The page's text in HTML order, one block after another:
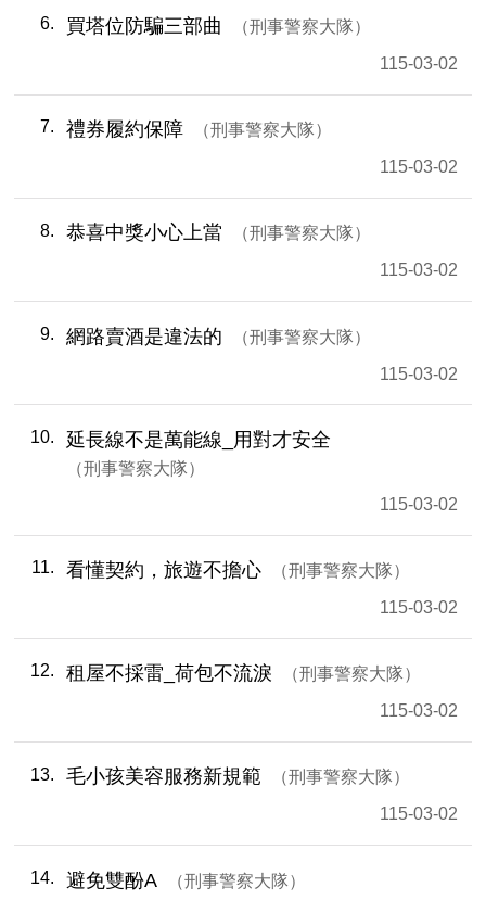
6 買塔位防騙三部曲
刑事警察大隊
115-03-02
7 禮券履約保障
刑事警察大隊
115-03-02
8 恭喜中獎小心上當
刑事警察大隊
115-03-02
9 網路賣酒是違法的
刑事警察大隊
115-03-02
10 延長線不是萬能線_用對才安全
刑事警察大隊
115-03-02
11 看懂契約，旅遊不擔心
刑事警察大隊
115-03-02
12 租屋不採雷_荷包不流淚
刑事警察大隊
115-03-02
13 毛小孩美容服務新規範
刑事警察大隊
115-03-02
14 避免雙酚A
刑事警察大隊